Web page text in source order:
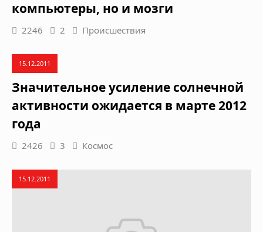
компьютеры, но и мозги
2246 2 Происшествия
15.12.2011
Значительное усиление солнечной
активности ожидается в марте 2012
года
2426 3 Космос
15.12.2011